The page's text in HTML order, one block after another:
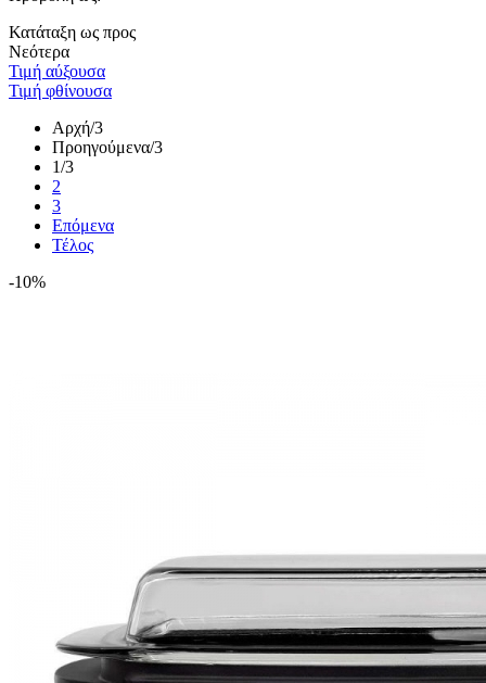
Κατάταξη ως προς
Νεότερα
Τιμή αύξουσα
Τιμή φθίνουσα
Αρχή/3
Προηγούμενα/3
1/3
2
3
Επόμενα
Τέλος
-10%